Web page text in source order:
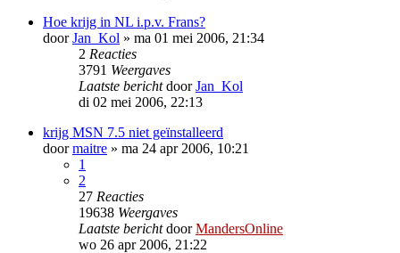
Hoe krijg in NL i.p.v. Frans?
doorJan_Kol » ma 01 mei 2006, 21:34
2 Reacties
3791 Weergaves
Laatste berichtdoorJan_Kol
di 02 mei 2006, 22:13
krijg MSN 7.5 niet geïnstalleerd
doormaitre » ma 24 apr 2006, 10:21
1
2
27 Reacties
19638 Weergaves
Laatste berichtdoorMandersOnline
wo 26 apr 2006, 21:22